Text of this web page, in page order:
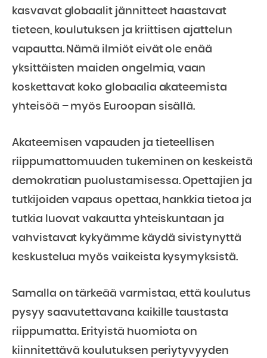
kasvavat globaalit jännitteet haastavat
tieteen, koulutuksen ja kriittisen ajattelun
vapautta. Nämä ilmiöt eivät ole enää
yksittäisten maiden ongelmia, vaan
koskettavat koko globaalia akateemista
yhteisöä – myös Euroopan sisällä.
Akateemisen vapauden ja tieteellisen
riippumattomuuden tukeminen on keskeistä
demokratian puolustamisessa. Opettajien ja
tutkijoiden vapaus opettaa, hankkia tietoa ja
tutkia luovat vakautta yhteiskuntaan ja
vahvistavat kykyämme käydä sivistynyttä
keskustelua myös vaikeista kysymyksistä.
Samalla on tärkeää varmistaa, että koulutus
pysyy saavutettavana kaikille taustasta
riippumatta. Erityistä huomiota on
kiinnitettävä koulutuksen periytyvyyden